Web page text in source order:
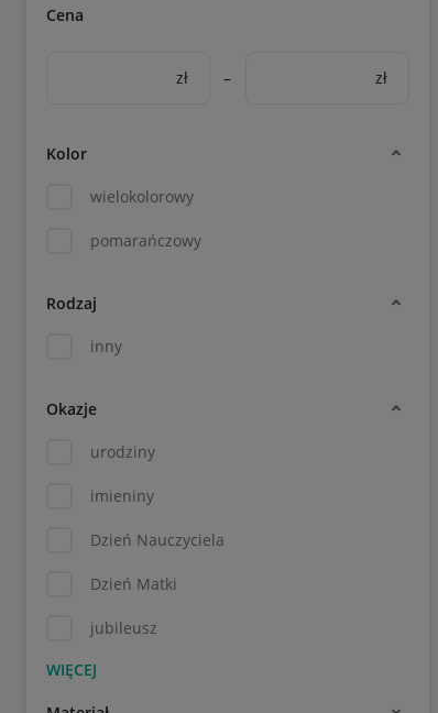
Cena
zł – zł
Kolor
wielokolorowy
pomarańczowy
Rodzaj
inny
Okazje
urodziny
imieniny
Dzień Nauczyciela
Dzień Matki
jubileusz